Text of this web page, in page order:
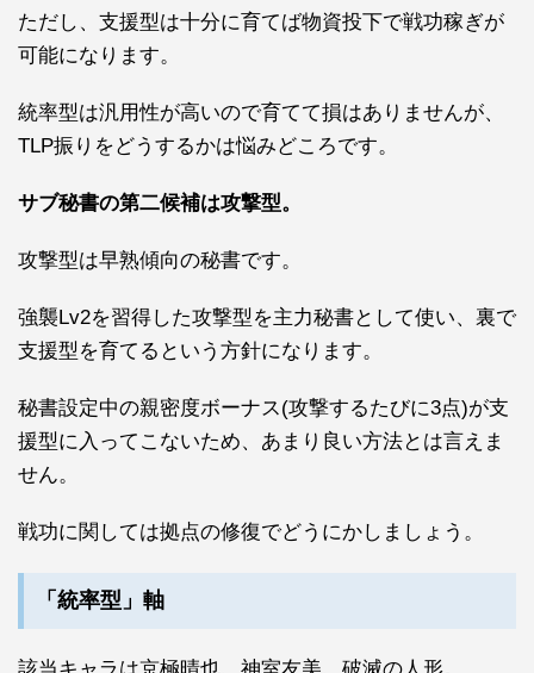
ただし、支援型は十分に育てば物資投下で戦功稼ぎが
可能になります。
統率型は汎用性が高いので育てて損はありませんが、
TLP振りをどうするかは悩みどころです。
サブ秘書の第二候補は攻撃型。
攻撃型は早熟傾向の秘書です。
強襲Lv2を習得した攻撃型を主力秘書として使い、裏で
支援型を育てるという方針になります。
秘書設定中の親密度ボーナス(攻撃するたびに3点)が支
援型に入ってこないため、あまり良い方法とは言えま
せん。
戦功に関しては拠点の修復でどうにかしましょう。
「統率型」軸